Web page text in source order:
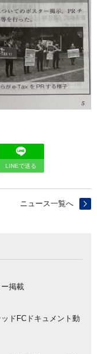
LINEで送る
ニュース一覧へ
ー掲載
ドFCドキュメント動